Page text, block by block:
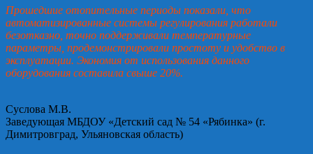
Прошедшие отопительные периоды показали, что
автоматизированные системы регулирования работали
безотказно, точно поддерживали температурные
параметры, продемонстрировали простоту и удобство в
эксплуатации. Экономия от использования данного
оборудования составила свыше 20%.
Суслова М.В.
Заведующая МБДОУ «Детский сад № 54 «Рябинка» (г.
Димитровград, Ульяновская область)